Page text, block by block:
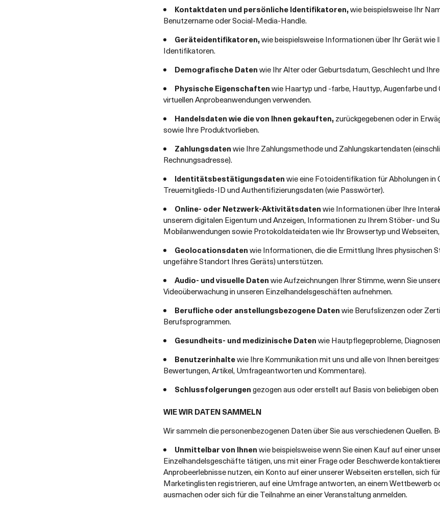
Kontaktdaten und persönliche Identifikatoren,wie beispielsweise Ihr
Benutzername oder Social-Media-Handle.
Geräteidentifikatoren,wie beispielsweise Informationen über Ihr Gerät
Identifikatoren.
Demografische Datenwie Ihr Alter oder Geburtsdatum, Geschlecht und
Physische Eigenschaftenwie Haartyp und -farbe, Hauttyp, Augenfarbe
virtuellen Anprobeanwendungen verwenden.
Handelsdaten wie die von Ihnen gekauften,zurückgegebenen oder in
sowie Ihre Produktvorlieben.
Zahlungsdatenwie Ihre Zahlungsmethode und Zahlungskartendaten
Rechnungsadresse).
Identitätsbestätigungsdatenwie eine Fotoidentifikation für Abholungen
Treuemitglieds-ID und Authentifizierungsdaten (wie Passwörter).
Online- oder Netzwerk-Aktivitätsdatenwie Informationen über Ihre
unserem digitalen Eigentum und Anzeigen, Informationen zu Ihrem Stöber- und
Mobilanwendungen sowie Protokoldateidaten wie Ihr Browsertyp und Webseiten,
Geolocationsdatenwie Informationen, die die Ermittlung Ihres physischen
ungefähre Standort Ihres Geräts) unterstützen.
Audio- und visuelle Datenwie Aufzeichnungen Ihrer Stimme, wenn Sie
Videoüberwachung in unseren Einzelhandelsgeschäften aufnehmen.
Berufliche oder anstellungsbezogene Datenwie Berufslizenzen oder
Berufsprogrammen.
Gesundheits- und medizinische Datenwie Hautpflegeprobleme,
Benutzerinhaltewie Ihre Kommunikation mit uns und alle von Ihnen
Bewertungen, Artikel, Umfrageantworten und Kommentare).
Schlussfolgerungengezogen aus oder erstellt auf Basis von beliebigen
WIE WIR DATEN SAMMELN
Wir sammeln die personenbezogenen Daten über Sie aus verschiedenen Quellen.
Unmittelbar von Ihnenwie beispielsweise wenn Sie einen Kauf auf einer
Einzelhandelsgeschäfte tätigen, uns mit einer Frage oder Beschwerde
Anprobeerlebnisse nutzen, ein Konto auf einer unserer Webseiten erstellen, sich
Marketinglisten registrieren, auf eine Umfrage antworten, an einem Wettbewerb
ausmachen oder sich für die Teilnahme an einer Veranstaltung anmelden.